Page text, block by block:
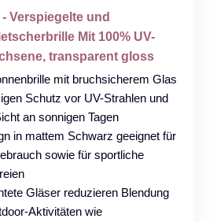
Verspiegelte und
Mit 100% UV-
transparent gloss
mit bruchsicherem Glas
Schutz vor UV-Strahlen und
an sonnigen Tagen
in mattem Schwarz geeignet für
sowie für sportliche
Gläser reduzieren Blendung
Aktivitäten wie